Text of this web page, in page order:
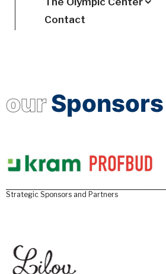
Contact
ourSponsors
Strategic Sponsors and Partners